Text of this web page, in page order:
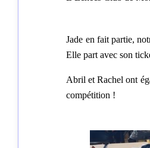
Jade en fait partie,
Elle part avec son
Abril et Rachel ont
compétition !